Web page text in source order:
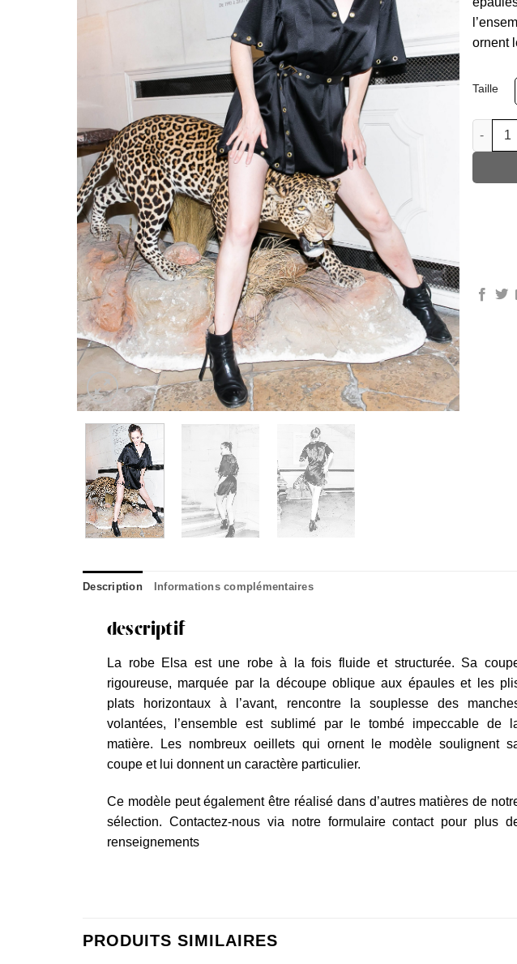
ornent
Taille
Description Informations complémentaires
descriptif
La robe Elsa est une robe à la fois fluide et structurée. Sa
rigoureuse, marquée par la découpe oblique aux épaules et les
plats horizontaux à l’avant, rencontre la souplesse des
volantées, l’ensemble est sublimé par le tombé impeccable de
matière. Les nombreux oeillets qui ornent le modèle soulignent
coupe et lui donnent un caractère particulier.
Ce modèle peut également être réalisé dans d’autres matières de
sélection. Contactez-nous via notre formulaire contact pour plus
renseignements
PRODUITS SIMILAIRES